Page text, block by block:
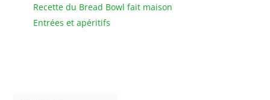
Recette du Bread Bowl fait maison
Entrées et apéritifs